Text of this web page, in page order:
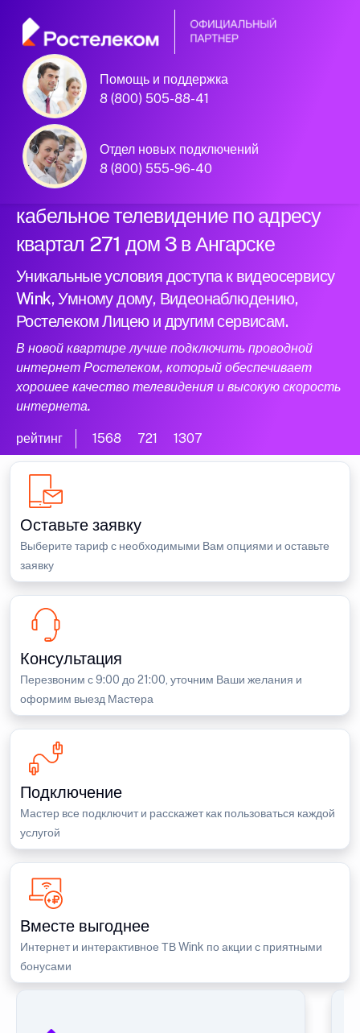
Помощь и поддержка
8 (800) 505-88-41
Отдел новых подключений
8 (800) 555-96-40
Официальный
партнер Ростелеком
Подключили новый интернет и
кабельное телевидение по адресу
квартал 271 дом 3 в Ангарске
Уникальные условия доступа к видеосервису
Wink, Умному дому, Видеонаблюдению,
Ростелеком Лицею и другим сервисам.
В новой квартире лучше подключить проводной
интернет Ростелеком, который обеспечивает
хорошее качество телевидения и высокую скорость
интернета.
рейтинг 1568 721 1307
Оставьте заявку
Выберите тариф с необходимыми Вам опциями и оставьте
заявку
Консультация
Перезвоним с 9:00 до 21:00, уточним Ваши желания и
оформим выезд Мастера
Подключение
Мастер все подключит и расскажет как пользоваться каждой
услугой
Вместе выгоднее
Интернет и интерактивное ТВ Wink по акции с приятными
бонусами